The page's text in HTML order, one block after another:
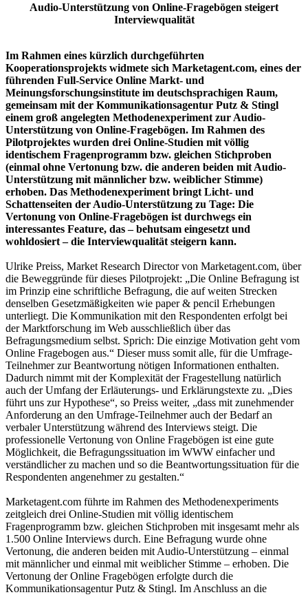
Audio-Unterstützung von Online-Fragebögen steigert
Interviewqualität
Im Rahmen eines kürzlich durchgeführten
Kooperationsprojekts widmete sich Marketagent.com, eines der
führenden Full-Service Online Markt- und
Meinungsforschungsinstitute im deutschsprachigen Raum,
gemeinsam mit der Kommunikationsagentur Putz & Stingl
einem groß angelegten Methodenexperiment zur Audio-
Unterstützung von Online-Fragebögen. Im Rahmen des
Pilotprojektes wurden drei Online-Studien mit völlig
identischem Fragenprogramm bzw. gleichen Stichproben
(einmal ohne Vertonung bzw. die anderen beiden mit Audio-
Unterstützung mit männlicher bzw. weiblicher Stimme)
erhoben. Das Methodenexperiment bringt Licht- und
Schattenseiten der Audio-Unterstützung zu Tage: Die
Vertonung von Online-Fragebögen ist durchwegs ein
interessantes Feature, das – behutsam eingesetzt und
wohldosiert – die Interviewqualität steigern kann.
Ulrike Preiss, Market Research Director von Marketagent.com, über
die Beweggründe für dieses Pilotprojekt: „Die Online Befragung ist
im Prinzip eine schriftliche Befragung, die auf weiten Strecken
denselben Gesetzmäßigkeiten wie paper & pencil Erhebungen
unterliegt. Die Kommunikation mit den Respondenten erfolgt bei
der Marktforschung im Web ausschließlich über das
Befragungsmedium selbst. Sprich: Die einzige Motivation geht vom
Online Fragebogen aus.“ Dieser muss somit alle, für die Umfrage-
Teilnehmer zur Beantwortung nötigen Informationen enthalten.
Dadurch nimmt mit der Komplexität der Fragestellung natürlich
auch der Umfang der Erläuterungs- und Erklärungstexte zu. „Dies
führt uns zur Hypothese“, so Preiss weiter, „dass mit zunehmender
Anforderung an den Umfrage-Teilnehmer auch der Bedarf an
verbaler Unterstützung während des Interviews steigt. Die
professionelle Vertonung von Online Fragebögen ist eine gute
Möglichkeit, die Befragungssituation im WWW einfacher und
verständlicher zu machen und so die Beantwortungssituation für die
Respondenten angenehmer zu gestalten.“
Marketagent.com führte im Rahmen des Methodenexperiments
zeitgleich drei Online-Studien mit völlig identischem
Fragenprogramm bzw. gleichen Stichproben mit insgesamt mehr als
1.500 Online Interviews durch. Eine Befragung wurde ohne
Vertonung, die anderen beiden mit Audio-Unterstützung – einmal
mit männlicher und einmal mit weiblicher Stimme – erhoben. Die
Vertonung der Online Fragebögen erfolgte durch die
Kommunikationsagentur Putz & Stingl. Im Anschluss an die